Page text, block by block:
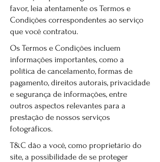
favor, leia atentamente os Termos e
Condições correspondentes ao serviço
que você contratou.
Os Termos e Condições incluem
informações importantes, como a
política de cancelamento, formas de
pagamento, direitos autorais, privacidade
e segurança de informações, entre
outros aspectos relevantes para a
prestação de nossos serviços
fotográficos.
T&C dão a você, como proprietário do
site, a possibilidade de se proteger